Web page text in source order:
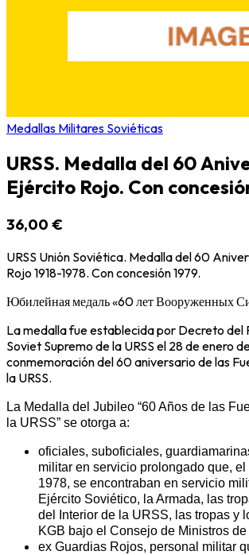
Medallas Militares Soviéticas
URSS. Medalla del 60
Ejército Rojo. Con
36,00 €
URSS Unión Soviética. Medalla del 60
Rojo 1918-1978. Con concesión 1979.
Юбилейная медаль «60 лет Вооруженных
La medalla fue establecida por Decreto del
Soviet Supremo de la URSS el 28 de enero
conmemoración del 60 aniversario de las
la URSS.
La Medalla del Jubileo “60 Años de las
la URSS” se otorga a:
oficiales, suboficiales,
militar en servicio prolongado que,
1978, se encontraban en servicio
Ejército Soviético, la Armada, las
del Interior de la URSS, las tropas y
KGB bajo el Consejo de Ministros
ex Guardias Rojos, personal militar